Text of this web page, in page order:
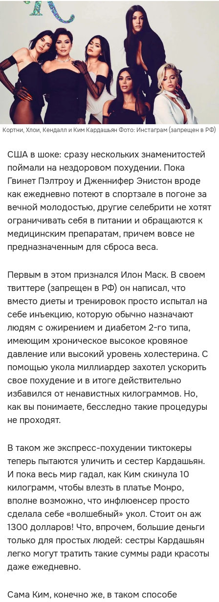
Кортни, Хлои, Кендалл и Ким Кардашьян Фото: Инстаграм (запрещен в РФ)
США в шоке: сразу нескольких знаменитостей
поймали на нездоровом похудении. Пока
Гвинет Пэлтроу и Дженнифер Энистон вроде
как ежедневно потеют в спортзале в погоне за
вечной молодостью, другие селебрити не хотят
ограничивать себя в питании и обращаются к
медицинским препаратам, причем вовсе не
предназначенным для сброса веса.
Первым в этом признался Илон Маск. В своем
твиттере (запрещен в РФ) он написал, что
вместо диеты и тренировок просто испытал на
себе инъекцию, которую обычно назначают
людям с ожирением и диабетом 2-го типа,
имеющим хроническое высокое кровяное
давление или высокий уровень холестерина. С
помощью укола миллиардер захотел ускорить
свое похудение и в итоге действительно
избавился от ненавистных килограммов. Но,
как вы понимаете, бесследно такие процедуры
не проходят.
В таком же экспресс-похудении тиктокеры
теперь пытаются уличить и сестер Кардашьян.
И пока весь мир гадал, как Ким скинула 10
килограмм, чтобы влезть в платье Монро,
вполне возможно, что инфлюенсер просто
сделала себе «волшебный» укол. Стоит он аж
1300 долларов! Что, впрочем, большие деньги
только для простых людей: cестры Кардашьян
легко могут тратить такие суммы ради красоты
даже ежедневно.
Сама Ким, конечно же, в таком способе